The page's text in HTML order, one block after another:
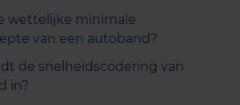
wettelijke minimale
van een autoband?
de snelheidscodering van
in?